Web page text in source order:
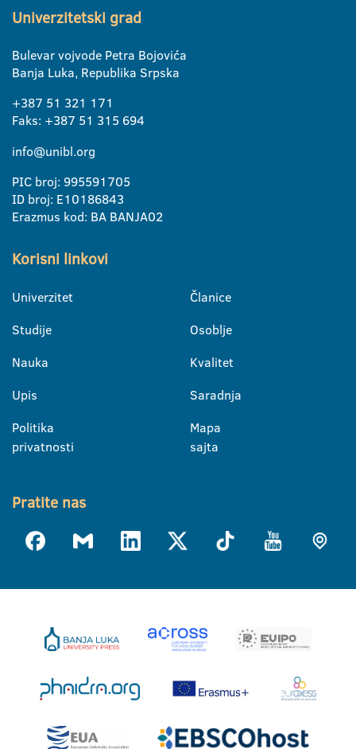
Univerzitetski grad
Bulevar vojvode Petra Bojovića
Banja Luka, Republika Srpska
+387 51 321 171
Faks: +387 51 315 694
info@unibl.org
PIC broj: 995591705
ID broj: E10186843
Erazmus kod: BA BANJA02
Korisni linkovi
Univerzitet
Studije
Nauka
Upis
Politika
privatnosti
Članice
Osoblje
Kvalitet
Saradnja
Mapa
sajta
Pratite nas